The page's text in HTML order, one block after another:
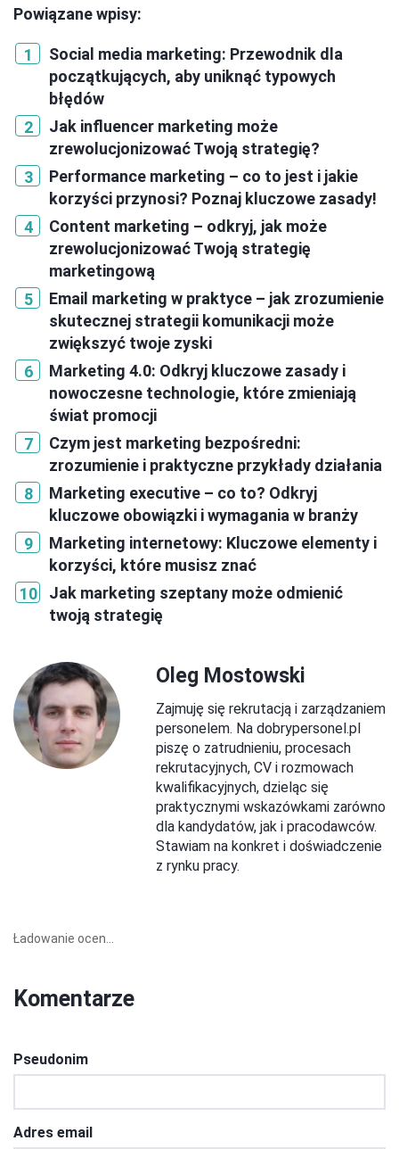
Powiązane wpisy:
Social media marketing: Przewodnik dla
początkujących, aby uniknąć typowych
błędów
Jak influencer marketing może
zrewolucjonizować Twoją strategię?
Performance marketing – co to jest i jakie
korzyści przynosi? Poznaj kluczowe zasady!
Content marketing – odkryj, jak może
zrewolucjonizować Twoją strategię
marketingową
Email marketing w praktyce – jak zrozumienie
skutecznej strategii komunikacji może
zwiększyć twoje zyski
Marketing 4.0: Odkryj kluczowe zasady i
nowoczesne technologie, które zmieniają
świat promocji
Czym jest marketing bezpośredni:
zrozumienie i praktyczne przykłady działania
Marketing executive – co to? Odkryj
kluczowe obowiązki i wymagania w branży
Marketing internetowy: Kluczowe elementy i
korzyści, które musisz znać
Jak marketing szeptany może odmienić
twoją strategię
Oleg Mostowski
Zajmuję się rekrutacją i zarządzaniem
personelem. Na dobrypersonel.pl
piszę o zatrudnieniu, procesach
rekrutacyjnych, CV i rozmowach
kwalifikacyjnych, dzieląc się
praktycznymi wskazówkami zarówno
dla kandydatów, jak i pracodawców.
Stawiam na konkret i doświadczenie
z rynku pracy.
Ładowanie ocen...
Komentarze
Pseudonim
Adres email